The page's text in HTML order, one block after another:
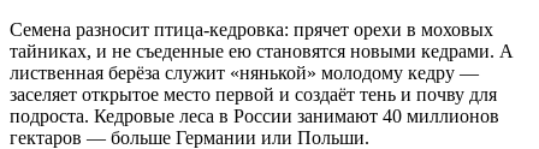
Семена разносит птица-кедровка: прячет орехи в моховых
тайниках, и не съеденные ею становятся новыми кедрами. А
лиственная берёза служит «нянькой» молодому кедру —
заселяет открытое место первой и создаёт тень и почву для
подроста. Кедровые леса в России занимают 40 миллионов
гектаров — больше Германии или Польши.